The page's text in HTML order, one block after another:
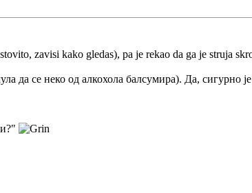
zavisi kako gledas), pa je rekao da ga je struja
да се неко од алкохола балсумира). Да, сигурно